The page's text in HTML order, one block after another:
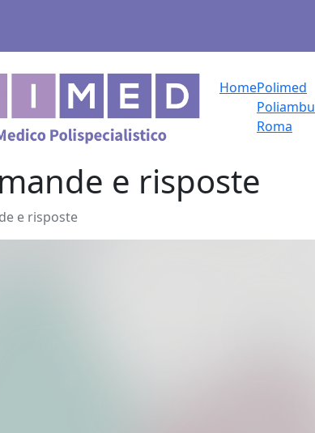
HomePolimed
Roma
e risposte
e risposte